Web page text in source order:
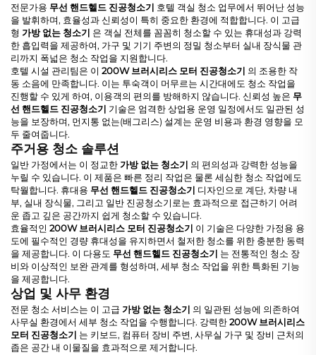
전문가용 무선 핸드헬드 진공청소기 호텔 객실 청소 업무에서 뛰어난 성능
을 발휘하며, 효율성과 신뢰성이 특히 중요한 환경에 적합합니다. 이 고급
형 가방 없는 청소기 은 객실 전체를 꼼꼼히 청소할 수 있는 휴대성과 강력
한 흡입력을 제공하여, 가구 및 기기 주변의 정밀 청소부터 실내 장식물 관
리까지 폭넓은 청소 작업을 지원합니다.
호텔 시설 관리팀은 이 200W 브러시리스 모터 진공청소기 의 조용한 작
동 소음에 만족합니다. 이는 투숙객이 머무르는 시간대에도 청소 작업을
진행할 수 있게 하여, 이용객의 편의를 방해하지 않습니다. 신뢰성 높은 무
선 핸드헬드 진공청소기 기술은 엄격한 상업용 운영 일정에서도 일관된 성
능을 보장하며, 먼지통 없는(배그리스) 설계는 운영 비용과 환경 영향을 모
두 줄여줍니다.
주거용 청소 솔루션
일반 가정에서는 이 정교한가방 없는 청소기 의 편의성과 강력한 성능을
누릴 수 있습니다. 이 제품은 빠른 정리 작업은 물론 세심한 청소 작업에도
탁월합니다. 휴대용 무선 핸드헬드 진공청소기 디자인으로 계단, 차량 내
부, 실내 장식물, 그리고 일반 진공청소기로는 효과적으로 접근하기 어려
운 좁고 깊은 공간까지 쉽게 청소할 수 있습니다.
효율적인 200W 브러시리스 모터 진공청소기 이 기술은 다양한 가정용 용
도에 필수적인 경량 휴대성을 유지하면서 철저한 청소를 위한 충분한 동력
을 제공합니다. 이 다용도 무선 핸드헬드 진공청소기 는 전통적인 청소 장
비와 이상적인 보완 관계를 형성하며, 세부 청소 작업을 위한 특화된 기능
을 제공합니다.
상업 및 사무 환경
전문 청소 서비스는 이 고급 가방 없는 청소기 의 일관된 성능에 의존하여
사무실 환경에서 세부 청소 작업을 수행합니다. 강력한200W 브러시리스
모터 진공청소기 는 키보드, 컴퓨터 장비 주변, 사무실 가구 및 장비 근처의
좁은 공간 내 이물질을 효과적으로 제거합니다.